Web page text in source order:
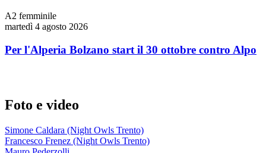
A2 femminile
martedì 4 agosto 2026
Per l'Alperia Bolzano start il 30 ottobre contro Alpo
Foto e video
Simone Caldara (Night Owls Trento)
Francesco Frenez (Night Owls Trento)